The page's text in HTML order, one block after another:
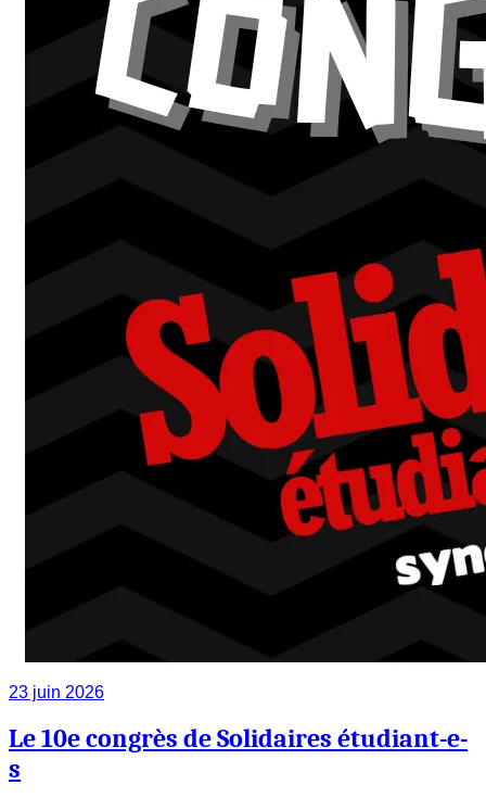
23 juin 2026
Le 10e congrès de Solidaires étudiant-e-
s